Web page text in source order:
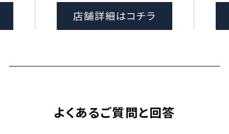
店舗詳細はコチラ
よくあるご質問と回答